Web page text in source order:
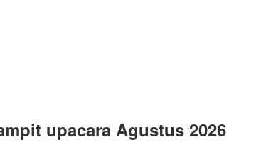
upacara Agustus 2026